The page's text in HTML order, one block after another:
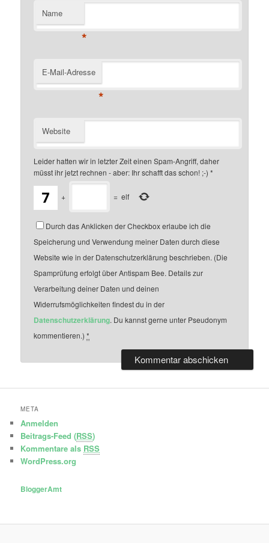
Name
*
E-Mail-Adresse
*
Website
Leider hatten wir in letzter Zeit einen Spam-Angriff, daher
müsst ihr jetzt rechnen - aber: Ihr schafft das schon! ;-) *
+ = elf
Durch das Anklicken der Checkbox erlaube ich die
Speicherung und Verwendung meiner Daten durch diese
Website wie in der Datenschutzerklärung beschrieben. (Die
Spamprüfung erfolgt über Antispam Bee. Details zur
Verarbeitung deiner Daten und deinen
Widerrufsmöglichkeiten findest du in der
Datenschutzerklärung. Du kannst gerne unter Pseudonym
kommentieren.)*
META
Anmelden
Beitrags-Feed (RSS)
Kommentare als RSS
WordPress.org
BloggerAmt